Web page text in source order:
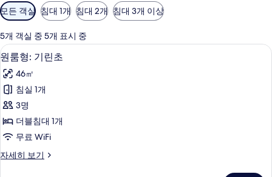
객
실
에
사
용
가
능
한
터
모든 객실 침대 1개 침대 2개 침대 3개 이상
5개 객실 중 5개 표시 중
원
룸
형:
기
린
초
진
원룸형: 기린초 | 무료 WiFi, 각각 다른
10
원룸형: 기린초
46㎡
침실 1개
3명
더블침대 1개
무료 WiFi
자세히 보기
원